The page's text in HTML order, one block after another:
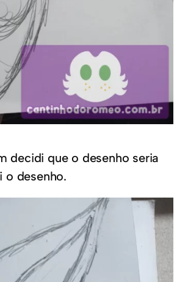
decidi que o desenho seria
o desenho.